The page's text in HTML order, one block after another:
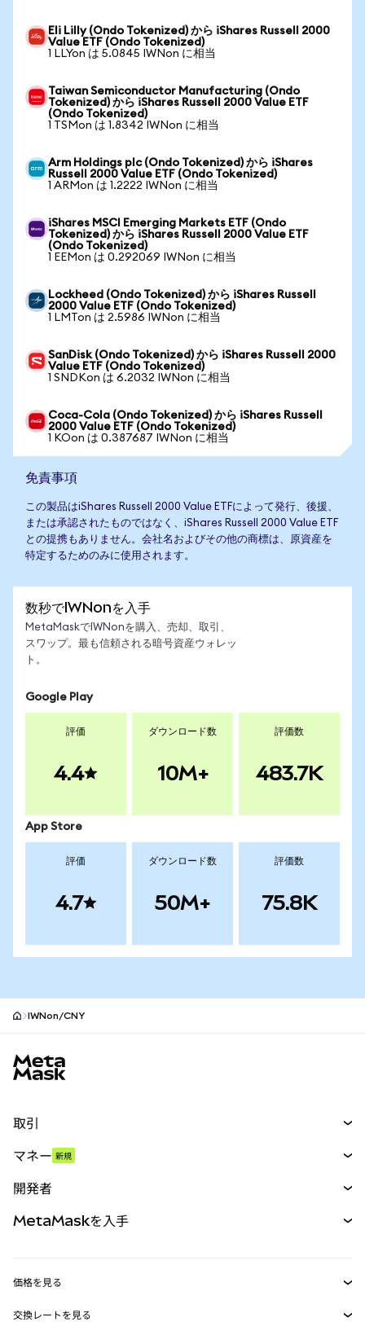
Eli Lilly (Ondo Tokenized) から iShares Russell 2000
Value ETF (Ondo Tokenized)
1 LLYon は 5.0845 IWNon に相当
Taiwan Semiconductor Manufacturing (Ondo
Tokenized) から iShares Russell 2000 Value ETF
(Ondo Tokenized)
1 TSMon は 1.8342 IWNon に相当
Arm Holdings plc (Ondo Tokenized) から iShares
Russell 2000 Value ETF (Ondo Tokenized)
1 ARMon は 1.2222 IWNon に相当
iShares MSCI Emerging Markets ETF (Ondo
Tokenized) から iShares Russell 2000 Value ETF
(Ondo Tokenized)
1 EEMon は 0.292069 IWNon に相当
Lockheed (Ondo Tokenized) から iShares Russell
2000 Value ETF (Ondo Tokenized)
1 LMTon は 2.5986 IWNon に相当
SanDisk (Ondo Tokenized) から iShares Russell 2000
Value ETF (Ondo Tokenized)
1 SNDKon は 6.2032 IWNon に相当
Coca-Cola (Ondo Tokenized) から iShares Russell
2000 Value ETF (Ondo Tokenized)
1 KOon は 0.387687 IWNon に相当
免責事項
この製品はiShares Russell 2000 Value ETFによって発行、後援、
または承認されたものではなく、iShares Russell 2000 Value ETF
との提携もありません。会社名およびその他の商標は、原資産を
特定するためのみに使用されます。
数秒でIWNonを入手
MetaMaskでIWNonを購入、売却、取引、
スワップ。最も信頼される暗号資産ウォレッ
ト。
Google Play
評価
4.4
ダウンロード数
10M+
評価数
483.7K
App Store
評価
4.7
ダウンロード数
50M+
評価数
75.8K
IWNon/CNY
取引
パーペチュアル
RWA
マネー 新規
開発者
MetaMaskを入手
価格を見る
交換レートを見る